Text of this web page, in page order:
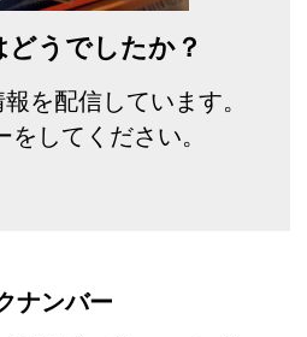
どうでしたか？
を配信しています。
をしてください。
ナンバー